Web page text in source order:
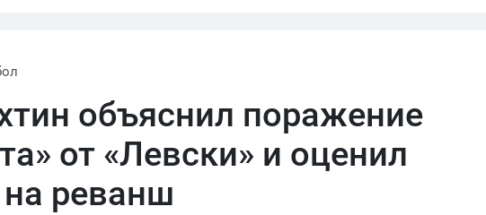
объяснил поражение
от «Левски» и оценил
реванш